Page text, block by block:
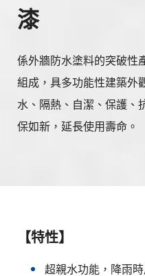
漆
係外牆防水塗料的突破性
組成，具多功能性建築外
水、隔熱、自潔、保護、
保如新，延長使用壽命。
【特性】
超親水功能，降雨